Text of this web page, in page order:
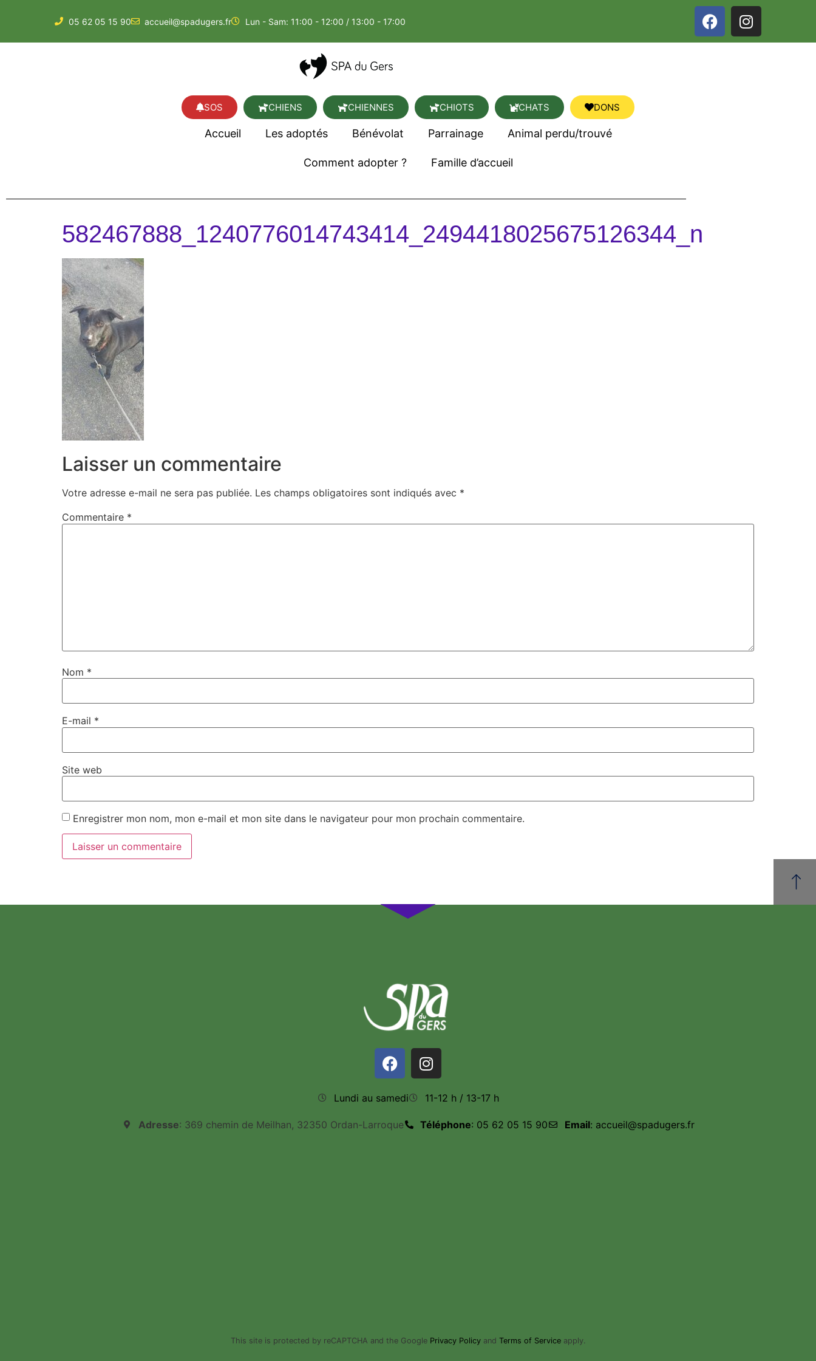
05 62 05 15 90 accueil@spadugers.fr Lun - Sam: 11:00 - 12:00 / 13:00 - 17:00
SOS CHIENS CHIENNES CHIOTS CHATS DONS
Accueil Les adoptés Bénévolat Parrainage Animal perdu/trouvé
Comment adopter ? Famille d’accueil
582467888_1240776014743414_2494418025675126344_n
Laisser un commentaire
Votre adresse e-mail ne sera pas publiée. Les champs obligatoires sont indiqués avec *
Commentaire *
Nom *
E-mail *
Site web
Enregistrer mon nom, mon e-mail et mon site dans le navigateur pour mon prochain commentaire.
Lundi au samedi 11-12 h / 13-17 h
Adresse: 369 chemin de Meilhan, 32350 Ordan-Larroque Téléphone: 05 62 05 15 90 Email: accueil@spadugers.fr
This site is protected by reCAPTCHA and the Google Privacy Policyand Terms of Serviceapply.